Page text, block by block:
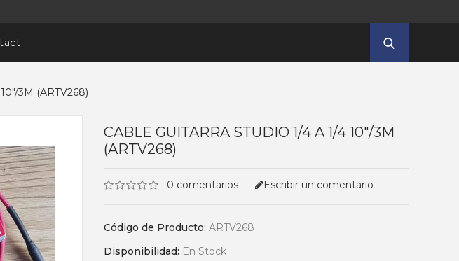
3M (ARTV268)
CABLE GUITARRA STUDIO 1/4 A 1/4 10"/3M
(ARTV268)
0 comentarios Escribir un comentario
Código de Producto:ARTV268
Disponibilidad: En Stock